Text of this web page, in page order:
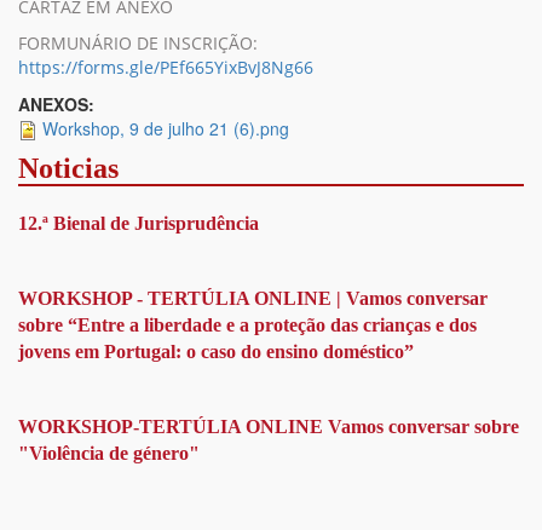
CARTAZ EM ANEXO
FORMUNÁRIO DE INSCRIÇÃO:
https://forms.gle/PEf665YixBvJ8Ng66
ANEXOS:
Workshop, 9 de julho 21 (6).png
Noticias
12.ª Bienal de Jurisprudência
WORKSHOP - TERTÚLIA ONLINE | Vamos conversar
sobre “Entre a liberdade e a proteção das crianças e dos
jovens em Portugal: o caso do ensino doméstico”
WORKSHOP-TERTÚLIA ONLINE Vamos conversar sobre
"Violência de género"